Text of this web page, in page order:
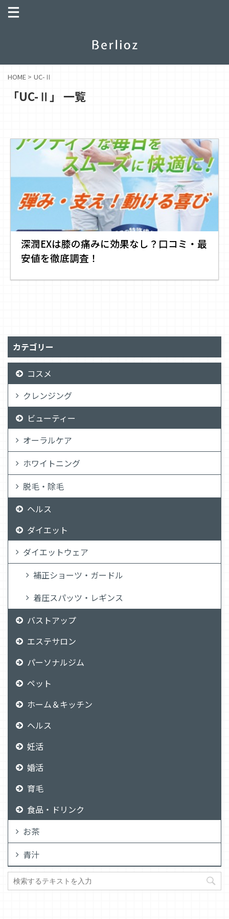
HOME > UC-Ⅱ
「UC-Ⅱ」 一覧
深潤EXは膝の痛みに効果なし？口コミ・最
安値を徹底調査！
カテゴリー
コスメ
クレンジング
ビューティー
オーラルケア
ホワイトニング
脱毛・除毛
ヘルス
ダイエット
ダイエットウェア
補正ショーツ・ガードル
着圧スパッツ・レギンス
バストアップ
エステサロン
パーソナルジム
ペット
ホーム＆キッチン
ヘルス
妊活
婚活
育毛
食品・ドリンク
お茶
青汁